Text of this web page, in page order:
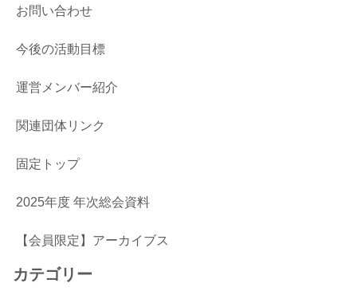
お問い合わせ
今後の活動目標
運営メンバー紹介
関連団体リンク
固定トップ
2025年度 年次総会資料
【会員限定】アーカイブス
カテゴリー